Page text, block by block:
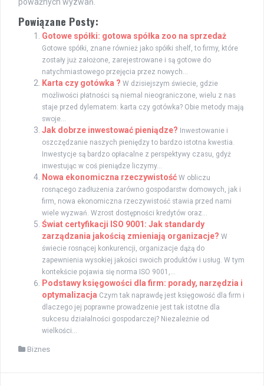
poważnych wyzwań.
Powiązane Posty:
Gotowe spółki: gotowa spółka zoo na sprzedaż
Gotowe spółki, znane również jako spółki shelf, to firmy, które
zostały już założone, zarejestrowane i są gotowe do
natychmiastowego przejęcia przez nowych...
Karta czy gotówka ? W dzisiejszym świecie, gdzie
możliwości płatności są niemal nieograniczone, wielu z nas
staje przed dylematem: karta czy gotówka? Obie metody mają
swoje...
Jak dobrze inwestować pieniądze? Inwestowanie i
oszczędzanie naszych pieniędzy to bardzo istotna kwestia.
Inwestycje są bardzo opłacalne z perspektywy czasu, gdyż
inwestując w coś pieniądze liczymy...
Nowa ekonomiczna rzeczywistość W obliczu
rosnącego zadłużenia zarówno gospodarstw domowych, jak i
firm, nowa ekonomiczna rzeczywistość stawia przed nami
wiele wyzwań. Wzrost dostępności kredytów oraz...
Świat certyfikacji ISO 9001: Jak standardy
zarządzania jakością zmieniają organizacje? W
świecie rosnącej konkurencji, organizacje dążą do
zapewnienia wysokiej jakości swoich produktów i usług. W tym
kontekście pojawia się norma ISO 9001,...
Podstawy księgowości dla firm: porady, narzędzia i
optymalizacja Czym tak naprawdę jest księgowość dla firm i
dlaczego jej poprawne prowadzenie jest tak istotne dla
sukcesu działalności gospodarczej? Niezależnie od
wielkości...
Biznes